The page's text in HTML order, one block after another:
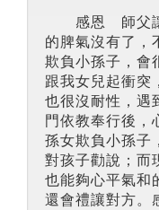
感恩 師父讓
的脾氣沒有了，
欺負小孫子，會
跟我女兒起衝突
也很沒耐性，遇
門依教奉行後，
孫女欺負小孫子
對孩子勸說；而
也能夠心平氣和
還會禮讓對方